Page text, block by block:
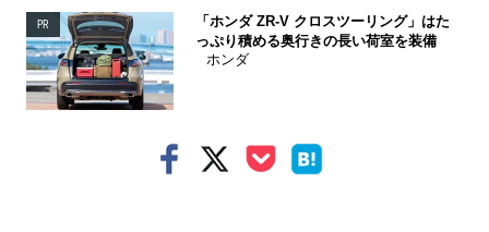
PR
「ホンダ ZR-V クロスツーリング」はた
っぷり積める奥行きの長い荷室を装備
ホンダ